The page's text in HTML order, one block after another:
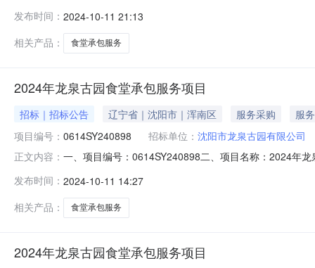
人：于先生电话：024-24760898电子邮件：
发布时间： 2024-10-11 21:13
相关产品：
食堂承包服务
2024年龙泉古园食堂承包服务项目
招标｜招标公告 辽宁省｜沈阳市｜浑南区 服务采购
服务
项目编号： 0614SY240898 招标单位： 沈阳市龙泉古园有限公司
正文内容： 一、项目编号：0614SY240898二、项目名称：2024年
沈阳市浑南区祝家街道下高士村龙泉古园联系方式：于
13940125592邮
发布时间： 2024-10-11 14:27
相关产品：
食堂承包服务
2024年龙泉古园食堂承包服务项目